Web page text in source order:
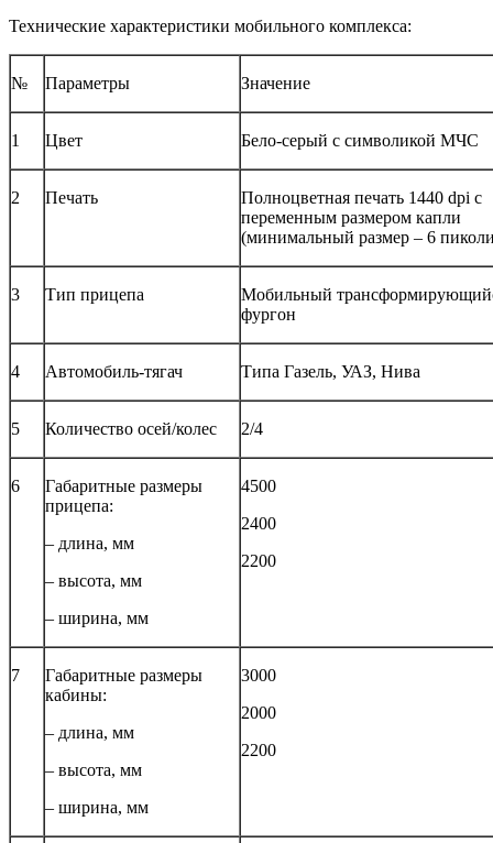
Технические характеристики мобильного комплекса:
№ Параметры Значение
1 Цвет Бело-серый с символикой МЧС
2 Печать
Полноцветная печать 1440 dpi с
переменным размером капли
(минимальный размер – 6
3 Тип прицепа
Мобильный
фургон
4 Автомобиль-тягач Типа Газель, УАЗ, Нива
5 Количество осей/колес 2/4
6
Габаритные размеры
прицепа:
– длина, мм
– высота, мм
– ширина, мм
4500
2400
2200
7
Габаритные размеры
кабины:
– длина, мм
– высота, мм
– ширина, мм
3000
2000
2200